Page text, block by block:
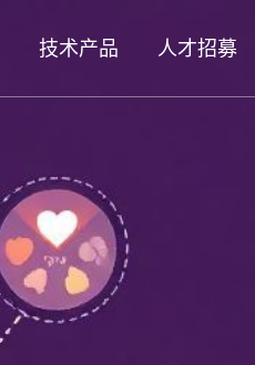
技术产品 人才招募